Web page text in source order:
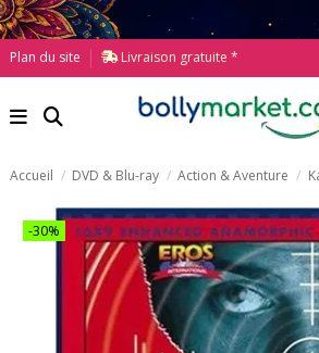
Plan du site Livraison gratuite *
Accueil DVD & Blu-ray Action & Aventure
-30%